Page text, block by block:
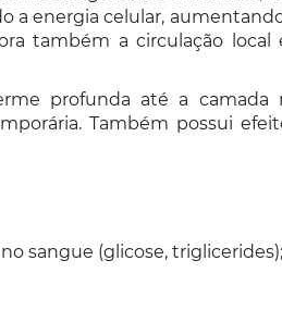
energia celular,
também a circulação
profunda até a camada
Também possui
sangue (glicose, triglicerides);